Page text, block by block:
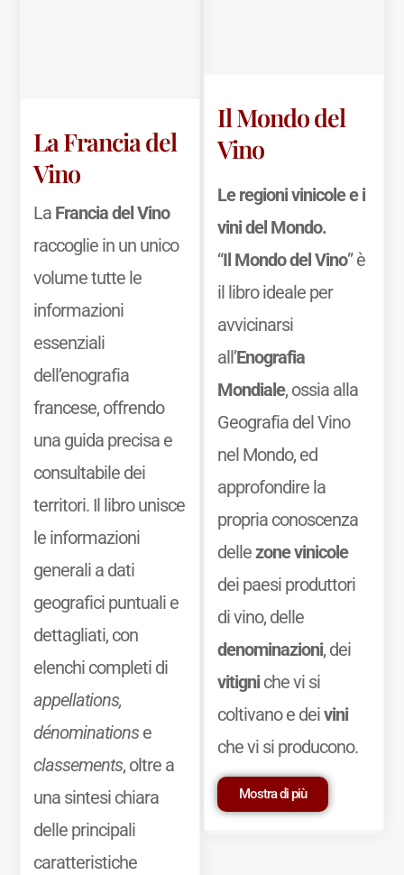
La Francia del
Vino
La Francia del Vino
raccoglie in un unico
volume tutte le
informazioni
essenziali
dell’enografia
francese, offrendo
una guida precisa e
consultabile dei
territori. Il libro unisce
le informazioni
generali a dati
geografici puntuali e
dettagliati, con
elenchi completi di
appellations,
dénominationse
classements, oltre a
una sintesi chiara
delle principali
caratteristiche
Il Mondo del
Vino
Le regioni vinicole e i
vini del Mondo.
“Il Mondo del Vino” è
il libro ideale per
avvicinarsi
all’Enografia
Mondiale, ossia alla
Geografia del Vino
nel Mondo, ed
approfondire la
propria conoscenza
dellezone vinicole
dei paesi produttori
di vino, delle
denominazioni, dei
vitigniche vi si
coltivano e deivini
che vi si producono.
Mostra di più